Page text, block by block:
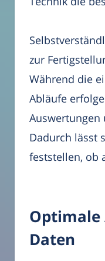
zur
Während die
Abläufe
Auswertungen
Dadurch lässt
feststellen, ob
Optimale
Daten